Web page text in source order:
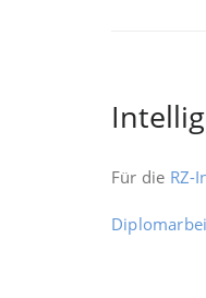
Für die RZ-